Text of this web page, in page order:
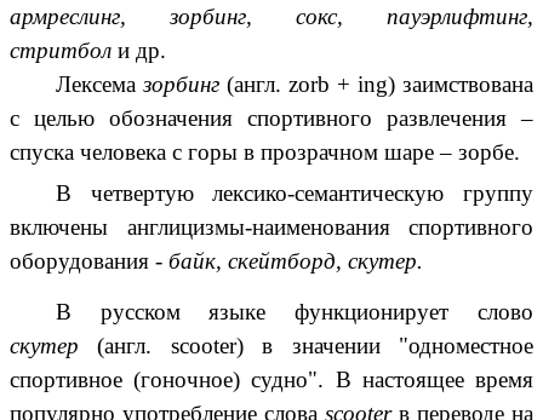
армреслинг, зорбинг, сокс, пауэрлифтинг,
стритбол и др.
Лексемазорбинг (англ. zorb + ing) заимствована
с целью обозначения спортивного развлечения –
спуска человека с горы в прозрачном шаре – зорбе.
В четвертую лексико-семантическую группу
включены англицизмы-наименования спортивного
оборудования - байк, скейтборд, скутер.
В русском языке функционирует слово
скутер (англ. scooter) в значении "одноместное
спортивное (гоночное) судно". В настоящее время
популярно употребление слова scooter в переводе на